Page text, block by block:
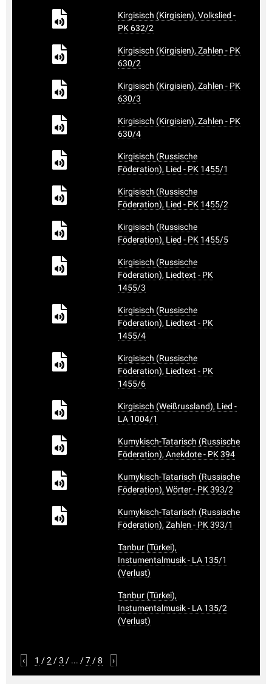
Kirgisisch (Kirgisien), Volkslied -
PK 632/2
Kirgisisch (Kirgisien), Zahlen - PK
630/2
Kirgisisch (Kirgisien), Zahlen - PK
630/3
Kirgisisch (Kirgisien), Zahlen - PK
630/4
Kirgisisch (Russische
Föderation), Lied - PK 1455/1
Kirgisisch (Russische
Föderation), Lied - PK 1455/2
Kirgisisch (Russische
Föderation), Lied - PK 1455/5
Kirgisisch (Russische
Föderation), Liedtext - PK
1455/3
Kirgisisch (Russische
Föderation), Liedtext - PK
1455/4
Kirgisisch (Russische
Föderation), Liedtext - PK
1455/6
Kirgisisch (Weißrussland), Lied -
LA 1004/1
Kumykisch-Tatarisch (Russische
Föderation), Anekdote - PK 394
Kumykisch-Tatarisch (Russische
Föderation), Wörter - PK 393/2
Kumykisch-Tatarisch (Russische
Föderation), Zahlen - PK 393/1
Tanbur (Türkei),
Instumentalmusik - LA 135/1
(Verlust)
Tanbur (Türkei),
Instumentalmusik - LA 135/2
(Verlust)
‹ 1 /2 /3 / ... /7 /8 ›